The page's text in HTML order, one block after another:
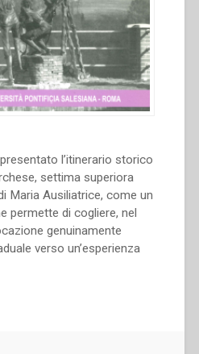
l’itinerario storico
settima superiora
Maria Ausiliatrice, come un
permette di cogliere, nel
genuinamente
verso un’esperienza